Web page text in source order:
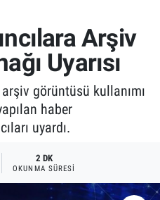
Arşiv
Uyarısı
görüntüsü kullanımı
haber
uyardı.
2 DK
OKUNMA SÜRESI